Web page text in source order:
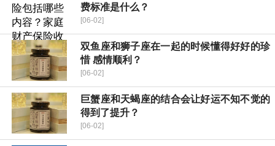
费标准是什么？
[06-02]
双鱼座和狮子座在一起的时候懂得好好的珍
惜 感情顺利？
[06-02]
巨蟹座和天蝎座的结合会让好运不知不觉的
得到了提升？
[06-02]